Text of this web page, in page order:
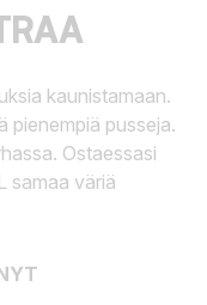
kaunistamaan.
pienempiä pusseja.
Ostaessasi
samaa väriä